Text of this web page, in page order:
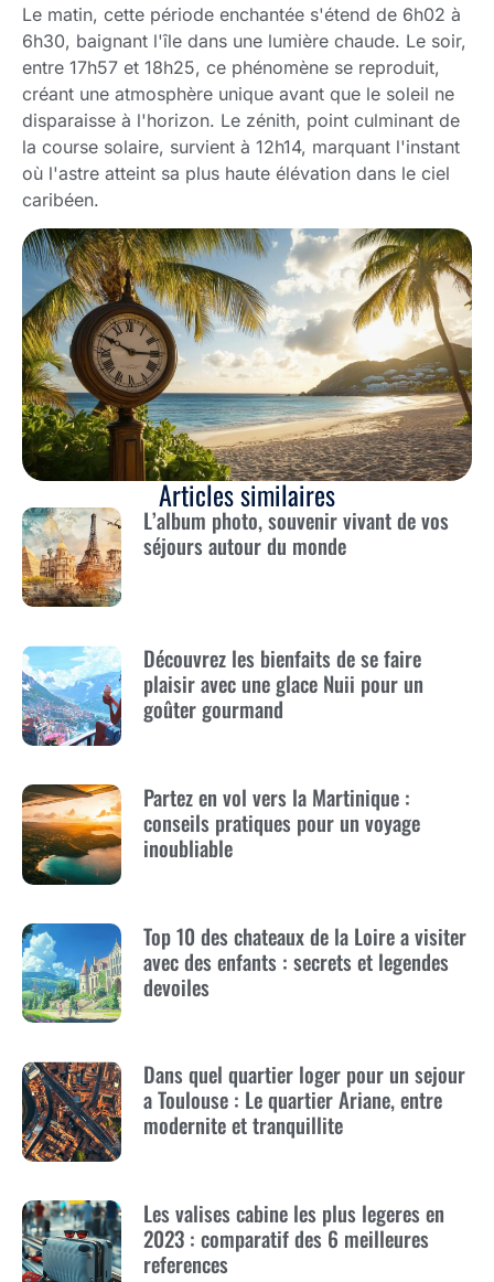
Le matin, cette période enchantée s'étend de 6h02 à
6h30, baignant l'île dans une lumière chaude. Le soir,
entre 17h57 et 18h25, ce phénomène se reproduit,
créant une atmosphère unique avant que le soleil ne
disparaisse à l'horizon. Le zénith, point culminant de
la course solaire, survient à 12h14, marquant l'instant
où l'astre atteint sa plus haute élévation dans le ciel
caribéen.
Articles similaires
L’album photo, souvenir vivant de vos
séjours autour du monde
Découvrez les bienfaits de se faire
plaisir avec une glace Nuii pour un
goûter gourmand
Partez en vol vers la Martinique :
conseils pratiques pour un voyage
inoubliable
Top 10 des chateaux de la Loire a visiter
avec des enfants : secrets et legendes
devoiles
Dans quel quartier loger pour un sejour
a Toulouse : Le quartier Ariane, entre
modernite et tranquillite
Les valises cabine les plus legeres en
2023 : comparatif des 6 meilleures
references